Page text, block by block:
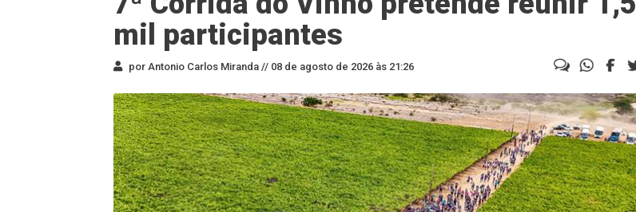
mil participantes
por Antonio Carlos Miranda // 08 de agosto de 2026 às 21:26